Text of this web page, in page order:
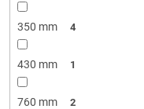
350 mm 4
430 mm 1
760 mm 2